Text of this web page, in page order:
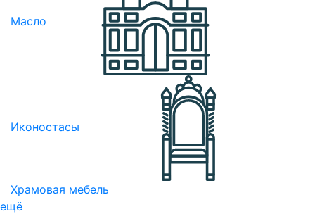
Масло
Иконостасы
Храмовая мебель
ещё